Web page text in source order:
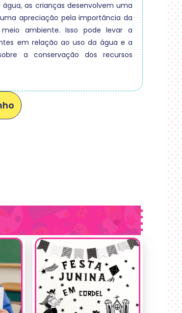
as crianças desenvolvem uma
apreciação pela importância da
ambiente. Isso pode levar a
em relação ao uso da água e a
a conservação dos recursos